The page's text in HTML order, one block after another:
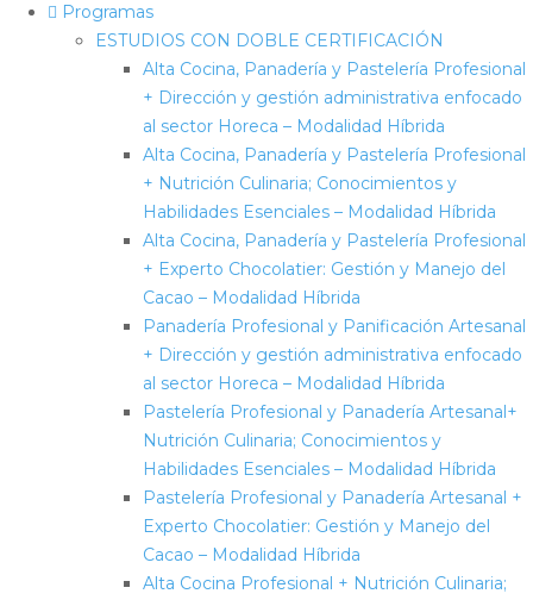
Programas
ESTUDIOS CON DOBLE CERTIFICACIÓN
Alta Cocina, Panadería y Pastelería Profesional
+ Dirección y gestión administrativa enfocado
al sector Horeca – Modalidad Híbrida
Alta Cocina, Panadería y Pastelería Profesional
+ Nutrición Culinaria; Conocimientos y
Habilidades Esenciales – Modalidad Híbrida
Alta Cocina, Panadería y Pastelería Profesional
+ Experto Chocolatier: Gestión y Manejo del
Cacao – Modalidad Híbrida
Panadería Profesional y Panificación Artesanal
+ Dirección y gestión administrativa enfocado
al sector Horeca – Modalidad Híbrida
Pastelería Profesional y Panadería Artesanal+
Nutrición Culinaria; Conocimientos y
Habilidades Esenciales – Modalidad Híbrida
Pastelería Profesional y Panadería Artesanal +
Experto Chocolatier: Gestión y Manejo del
Cacao – Modalidad Híbrida
Alta Cocina Profesional + Nutrición Culinaria;